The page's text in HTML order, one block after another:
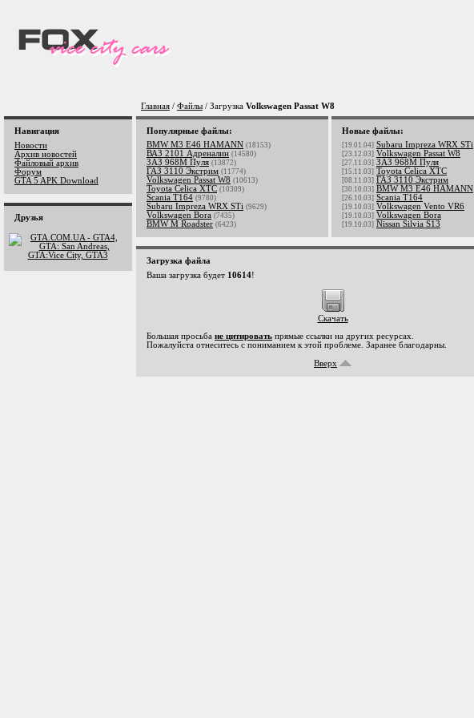
Главная / Файлы / Загрузка Volkswagen Passat W8
Навигация
Новости
Архив новостей
Файловый архив
Форум
GTA 5 APK Download
Друзья
Популярные файлы:
BMW M3 E46 HAMANN (18153)
ВАЗ 2101 Адреналин (14580)
ЗАЗ 968М Пуля (13872)
ГАЗ 3110 Экстрим (11774)
Volkswagen Passat W8 (10613)
Toyota Celica XTC (10309)
Scania T164 (9780)
Subaru Impreza WRX STi (9629)
Volkswagen Bora (7435)
BMW M Roadster (6423)
Новые файлы:
[19.01.04] Subaru Impreza WRX STi
[23.12.03] Volkswagen Passat W8
[27.11.03] ЗАЗ 968М Пуля
[15.11.03] Toyota Celica XTC
[08.11.03] ГАЗ 3110 Экстрим
[30.10.03] BMW M3 E46 HAMANN
[26.10.03] Scania T164
[19.10.03] Volkswagen Vento VR6
[19.10.03] Volkswagen Bora
[19.10.03] Nissan Silvia S13
Загрузка файла
Ваша загрузка будет 10614!
Скачать
Большая просьба не цитировать прямые ссылки на других ресурсах.
Пожалуйста отнеситесь с пониманием к этой проблеме. Заранее благодарны.
Вверх